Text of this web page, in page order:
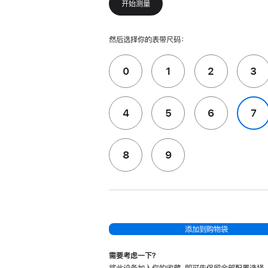
开始测量
然后选择你的表带尺码：
0 1 2 3
4 5 6 7
8 9
添加到购物袋
需要考虑一下？